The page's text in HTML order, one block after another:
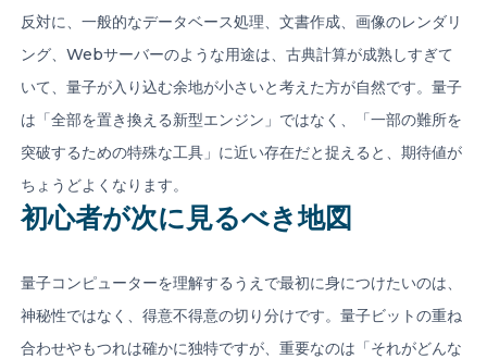
反対に、一般的なデータベース処理、文書作成、画像のレンダリ
ング、Webサーバーのような用途は、古典計算が成熟しすぎて
いて、量子が入り込む余地が小さいと考えた方が自然です。量子
は「全部を置き換える新型エンジン」ではなく、「一部の難所を
突破するための特殊な工具」に近い存在だと捉えると、期待値が
ちょうどよくなります。
初心者が次に見るべき地図
量子コンピューターを理解するうえで最初に身につけたいのは、
神秘性ではなく、得意不得意の切り分けです。量子ビットの重ね
合わせやもつれは確かに独特ですが、重要なのは「それがどんな